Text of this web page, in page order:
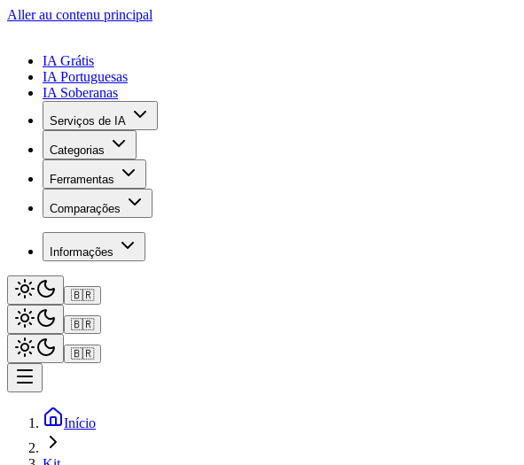
Aller au contenu principal
IA Grátis
IA Portuguesas
IA Soberanas
Serviços de IA
Categorias
Ferramentas
Comparações
Informações
🇧🇷
🇧🇷
🇧🇷
Início